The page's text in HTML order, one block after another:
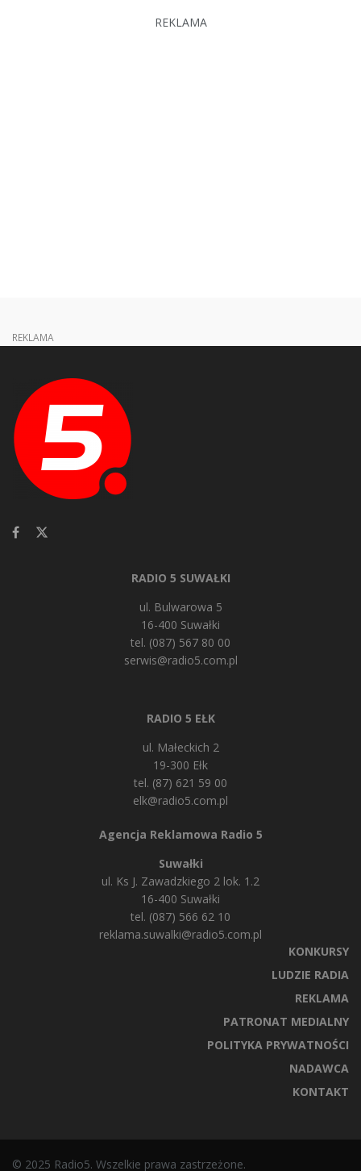
REKLAMA
REKLAMA
RADIO 5 SUWAŁKI
ul. Bulwarowa 5
16-400 Suwałki
tel. (087) 567 80 00
serwis@radio5.com.pl
RADIO 5 EŁK
ul. Małeckich 2
19-300 Ełk
tel. (87) 621 59 00
elk@radio5.com.pl
Agencja Reklamowa Radio 5
Suwałki
ul. Ks J. Zawadzkiego 2 lok. 1.2
16-400 Suwałki
tel. (087) 566 62 10
reklama.suwalki@radio5.com.pl
KONKURSY
LUDZIE RADIA
REKLAMA
PATRONAT MEDIALNY
POLITYKA PRYWATNOŚCI
NADAWCA
KONTAKT
© 2025 Radio5. Wszelkie prawa zastrzeżone.